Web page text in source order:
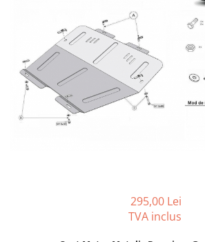
Carlige Audi
Carlige Bmw
Carlige BYD
Carlige Cadillac
Carlige Chery
295,00 Lei
TVA inclus